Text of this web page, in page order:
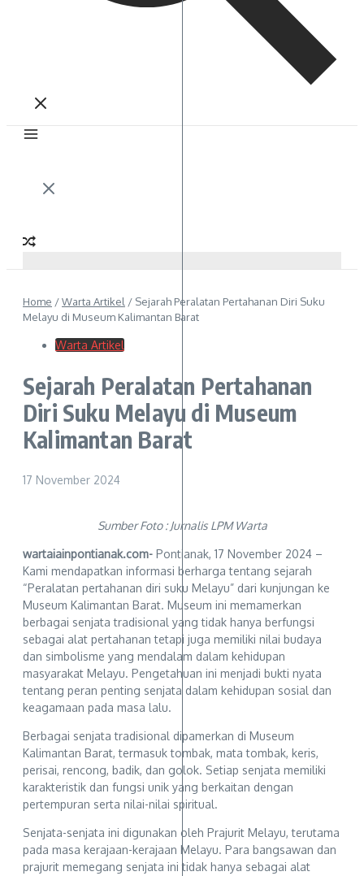
Home /Warta Artikel / Sejarah Peralatan Pertahanan Diri Suku
Melayu di Museum Kalimantan Barat
Warta Artikel
Sejarah Peralatan Pertahanan
Diri Suku Melayu di Museum
Kalimantan Barat
17 November 2024
Sumber Foto : Jurnalis LPM Warta
wartaiainpontianak.com- Pontianak, 17 November 2024 –
Kami mendapatkan informasi berharga tentang sejarah
“Peralatan pertahanan diri suku Melayu” dari kunjungan ke
Museum Kalimantan Barat. Museum ini memamerkan
berbagai senjata tradisional yang tidak hanya berfungsi
sebagai alat pertahanan tetapi juga memiliki nilai budaya
dan simbolisme yang mendalam dalam kehidupan
masyarakat Melayu. Pengetahuan ini menjadi bukti nyata
tentang peran penting senjata dalam kehidupan sosial dan
keagamaan pada masa lalu.
Berbagai senjata tradisional dipamerkan di Museum
Kalimantan Barat, termasuk tombak, mata tombak, keris,
perisai, rencong, badik, dan golok. Setiap senjata memiliki
karakteristik dan fungsi unik yang berkaitan dengan
pertempuran serta nilai-nilai spiritual.
Senjata-senjata ini digunakan oleh Prajurit Melayu, terutama
pada masa kerajaan-kerajaan Melayu. Para bangsawan dan
prajurit memegang senjata ini tidak hanya sebagai alat